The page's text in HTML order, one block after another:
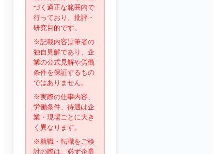
づく適正な範囲内で
行っており、批評・
研究目的です。
※記載内容は筆者の
独自見解であり、企
業の公式見解や労働
条件を保証するもの
ではありません。
※実際の仕事内容、
労働条件、待遇は企
業・現場ごとに大き
く異なります。
※就職・転職をご検
討の際は、必ず企業